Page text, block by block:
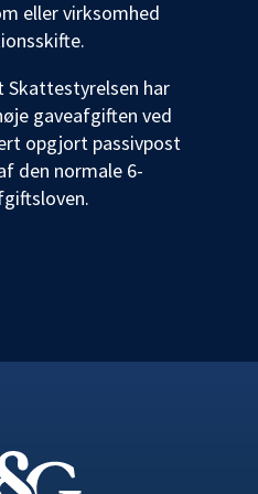
eller virksomhed
Skattestyrelsen har
gaveafgiften ved
opgjort passivpost
den normale 6-